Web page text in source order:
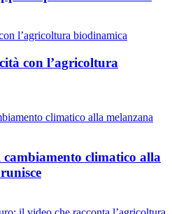
con l’agricoltura
climatico alla